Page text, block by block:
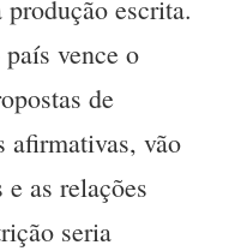
escrita.
vence o
de
afirmativas, vão
as relações
seria